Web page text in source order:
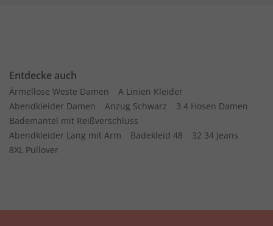
Entdecke auch
Ärmellose Weste Damen
A Linien Kleider
Abendkleider Damen
Anzug Schwarz
3 4 Hosen Damen
Bademantel mit Reißverschluss
Abendkleider Lang mit Arm
Badekleid 48
32 34 Jeans
8XL Pullover